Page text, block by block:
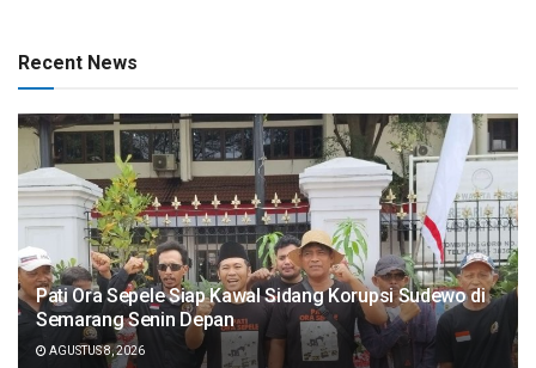
Recent News
Pati Ora Sepele Siap Kawal Sidang Korupsi Sudewo di
Semarang Senin Depan
AGUSTUS 8, 2026